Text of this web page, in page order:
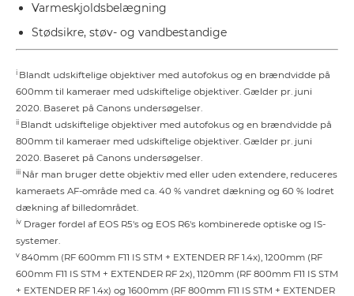
Varmeskjoldsbelægning
Stødsikre, støv- og vandbestandige
i Blandt udskiftelige objektiver med autofokus og en brændvidde på
600mm til kameraer med udskiftelige objektiver. Gælder pr. juni
2020. Baseret på Canons undersøgelser.
ii Blandt udskiftelige objektiver med autofokus og en brændvidde på
800mm til kameraer med udskiftelige objektiver. Gælder pr. juni
2020. Baseret på Canons undersøgelser.
iii Når man bruger dette objektiv med eller uden extendere, reduceres
kameraets AF-område med ca. 40 % vandret dækning og 60 % lodret
dækning af billedområdet.
iv Drager fordel af EOS R5's og EOS R6's kombinerede optiske og IS-
systemer.
v 840mm (RF 600mm F11 IS STM + EXTENDER RF 1.4x), 1200mm (RF
600mm F11 IS STM + EXTENDER RF 2x), 1120mm (RF 800mm F11 IS STM
+ EXTENDER RF 1.4x) og 1600mm (RF 800mm F11 IS STM + EXTENDER